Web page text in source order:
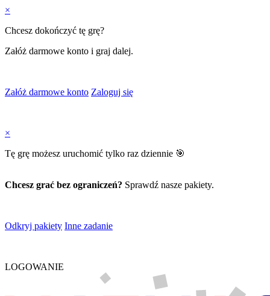
×
Chcesz dokończyć tę grę?
Załóż darmowe konto i graj dalej.
Załóż darmowe konto Zaloguj się
×
Tę grę możesz uruchomić tylko raz dziennie 🎯
Chcesz grać bez ograniczeń? Sprawdź nasze pakiety.
Odkryj pakiety Inne zadanie
LOGOWANIE